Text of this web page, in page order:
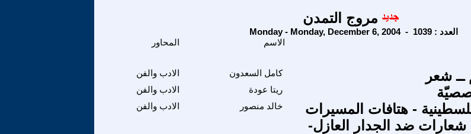
مروج التمدن
Monday - Monday, December 6, 2004 - العدد : 1039
الاسم
الادب والفن كامل السعدون شعر
الادب والفن
ريتا عودة
الادب والفن
خالد منصور
- هتافات المسيرات
شعارات ضد الجدار العازل-